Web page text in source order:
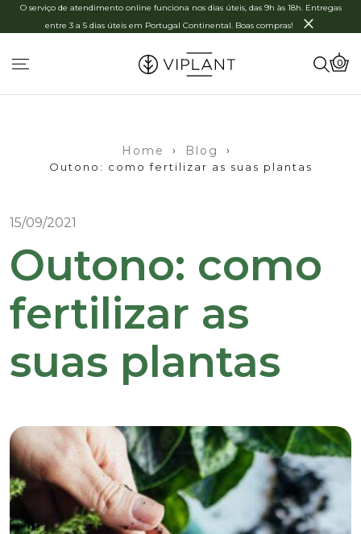
O serviço de atendimento online funciona nos dias úteis, das 9h às 18h. Entregas
entre 3 a 5 dias úteis em Portugal Continental. Boas compras!
×
0
Home › Blog
›
Outono: como fertilizar as suas plantas
15/09/2021
Outono: como
fertilizar as
suas plantas